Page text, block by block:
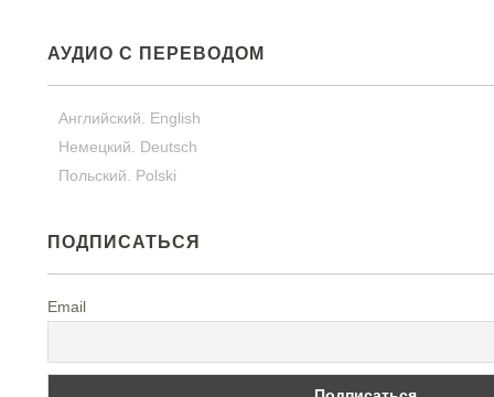
АУДИО С ПЕРЕВОДОМ
Английский. English
Немецкий. Deutsch
Польский. Polski
ПОДПИСАТЬСЯ
Email